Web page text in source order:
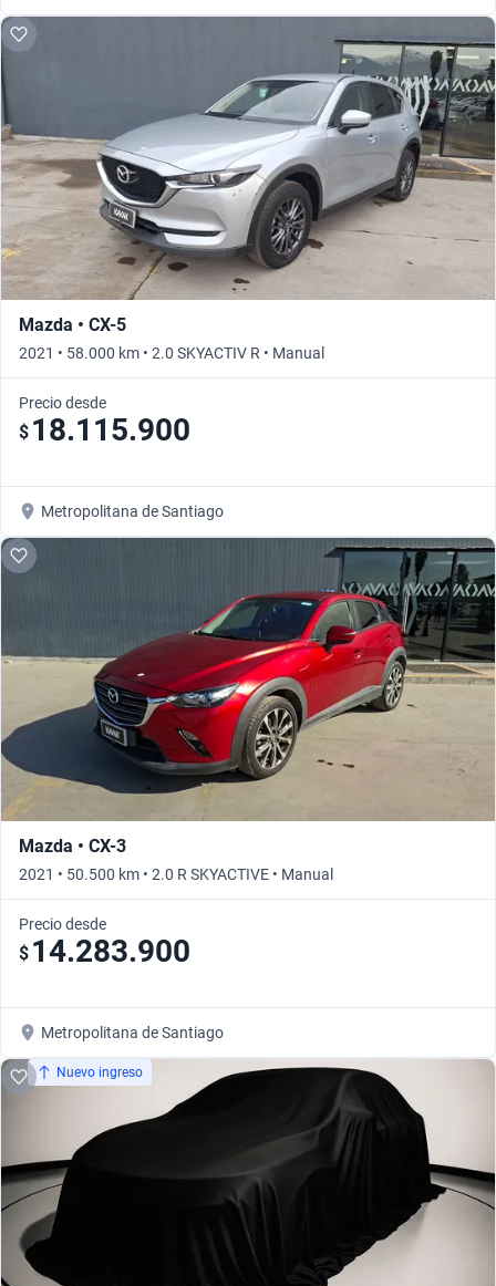
Mazda • CX-5
2021 • 58.000 km • 2.0 SKYACTIV R • Manual
Precio desde
$ 18.115.900
Metropolitana de Santiago
Mazda • CX-3
2021 • 50.500 km • 2.0 R SKYACTIVE • Manual
Precio desde
$ 14.283.900
Metropolitana de Santiago
Nuevo ingreso